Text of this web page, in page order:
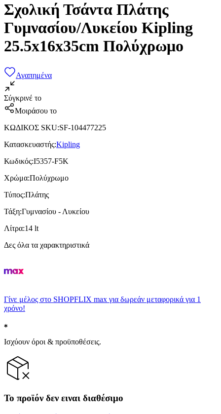
Σχολική Τσάντα Πλάτης
Γυμνασίου/Λυκείου Kipling
25.5x16x35cm Πολύχρωμο
Αγαπημένα
Σύγκρινέ το
Μοιράσου το
ΚΩΔΙΚΟΣ SKU:SF-104477225
Κατασκευαστής:Kipling
Κωδικός:I5357-F5K
Χρώμα:Πολύχρωμο
Τύπος:Πλάτης
Τάξη:Γυμνασίου - Λυκείου
Λίτρα:14 lt
Δες όλα τα χαρακτηριστικά
Γίνε μέλος στο SHOPFLIX max για δωρεάν μεταφορικά για 1
χρόνο!
Ισχύουν όροι & προϋποθέσεις.
Το προϊόν δεν ειναι διαθέσιμο